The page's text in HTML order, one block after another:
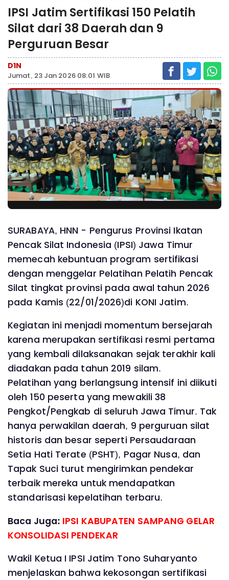
IPSI Jatim Sertifikasi 150 Pelatih
Silat dari 38 Daerah dan 9
Perguruan Besar
D1N
Jumat, 23 Jan 2026 08:01 WIB
SURABAYA, HNN - Pengurus Provinsi Ikatan
Pencak Silat Indonesia (IPSI) Jawa Timur
memecah kebuntuan program sertifikasi
dengan menggelar Pelatihan Pelatih Pencak
Silat tingkat provinsi pada awal tahun 2026
pada Kamis (22/01/2026)di KONI Jatim.
Kegiatan ini menjadi momentum bersejarah
karena merupakan sertifikasi resmi pertama
yang kembali dilaksanakan sejak terakhir kali
diadakan pada tahun 2019 silam.
Pelatihan yang berlangsung intensif ini diikuti
oleh 150 peserta yang mewakili 38
Pengkot/Pengkab di seluruh Jawa Timur. Tak
hanya perwakilan daerah, 9 perguruan silat
historis dan besar seperti Persaudaraan
Setia Hati Terate (PSHT), Pagar Nusa, dan
Tapak Suci turut mengirimkan pendekar
terbaik mereka untuk mendapatkan
standarisasi kepelatihan terbaru.
Baca Juga: IPSI KABUPATEN SAMPANG GELAR
KONSOLIDASI PENDEKAR
Wakil Ketua I IPSI Jatim Tono Suharyanto
menjelaskan bahwa kekosongan sertifikasi